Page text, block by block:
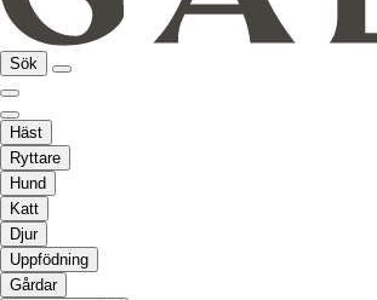
Sök
Häst
Ryttare
Hund
Katt
Djur
Uppfödning
Gårdar